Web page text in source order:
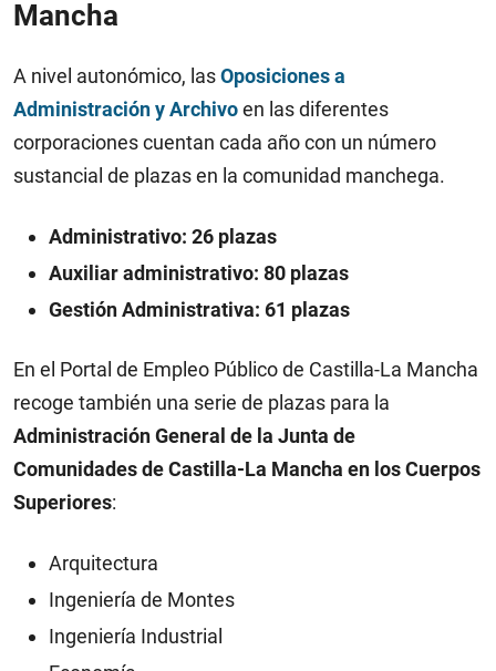
Mancha
A nivel autonómico, lasOposiciones a
Administración y Archivoen las diferentes
corporaciones cuentan cada año con un número
sustancial de plazas en la comunidad manchega.
Administrativo: 26 plazas
Auxiliar administrativo: 80 plazas
Gestión Administrativa: 61 plazas
En el Portal de Empleo Público de Castilla-La Mancha
recoge también una serie de plazas para la
Administración General de la Junta de
Comunidades de Castilla-La Mancha en los Cuerpos
Superiores:
Arquitectura
Ingeniería de Montes
Ingeniería Industrial